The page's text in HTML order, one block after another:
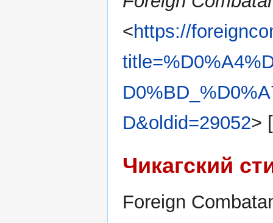
<https://
D&oldid=29052>
Чикагский
Foreign